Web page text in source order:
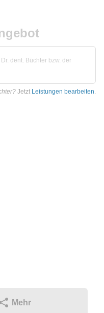
dent. Büchter bzw. der
Jetzt Leistungen bearbeiten.
Mehr